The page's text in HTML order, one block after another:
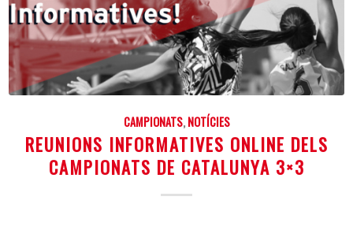
CAMPIONATS,NOTÍCIES
REUNIONS INFORMATIVES ONLINE DELS
CAMPIONATS DE CATALUNYA 3×3